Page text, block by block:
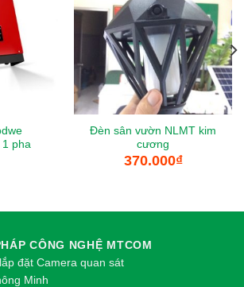
pha
Đèn sân vườn NLMT kim
cương
370.000₫
CÔNG NGHỆ MTCOM
ắp đặt Camera quan sát
Minh